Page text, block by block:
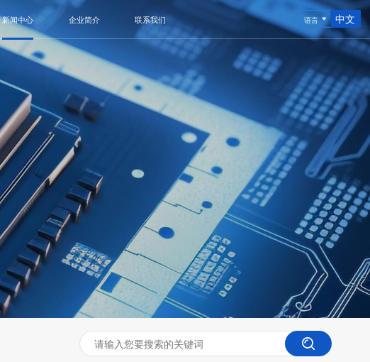
语言 中文
新闻中心 企业简介 联系我们